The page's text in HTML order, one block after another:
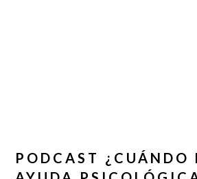
PODCAST ¿CUÁNDO